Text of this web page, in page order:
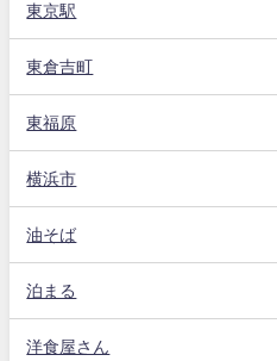
東京駅
東倉吉町
東福原
横浜市
油そば
泊まる
洋食屋さん